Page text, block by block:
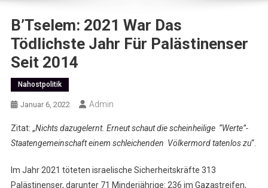
B’Tselem: 2021 War Das
Tödlichste Jahr Für Palästinenser
Seit 2014
Nahostpolitik
Januar 6, 2022 Admin
Zitat: „Nichts dazugelernt. Erneut schaut die scheinheilige “Werte”-
Staatengemeinschaft einem schleichenden Völkermord tatenlos zu“.
Im Jahr 2021 töteten israelische Sicherheitskräfte 313
Palästinenser, darunter 71 Minderjährige: 236 im Gazastreifen,